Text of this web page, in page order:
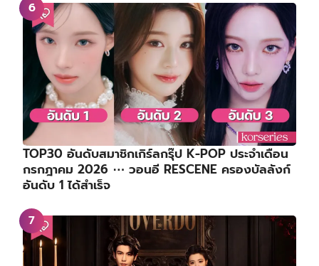
TOP30 อันดับสมาชิกเกิร์ลกรุ๊ป K-POP ประจำเดือน
กรกฎาคม 2026 ⋯ วอนอี RESCENE ครองบัลลังก์
อันดับ 1 ได้สำเร็จ